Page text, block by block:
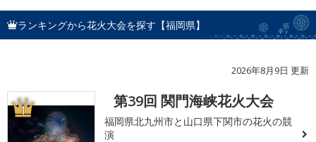
ランキングから花火大会を探す【福岡県】
2026年8月9日 更新
1 第39回 関門海峡花火大会
福岡県北九州市と山口県下関市の花火の競
演